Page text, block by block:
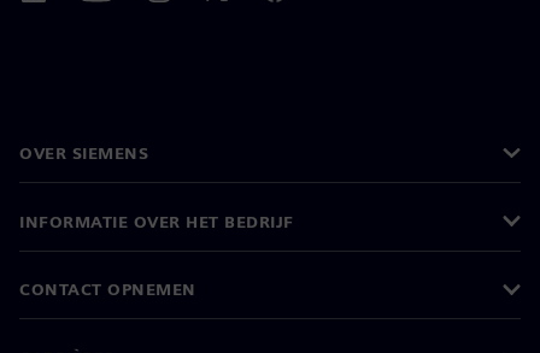
OVER SIEMENS
INFORMATIE OVER HET BEDRIJF
CONTACT OPNEMEN